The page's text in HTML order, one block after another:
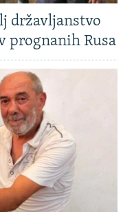
državljanstvo
prognanih Rusa